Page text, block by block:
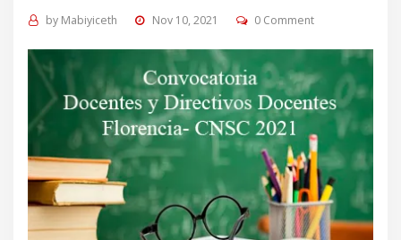
by Mabiyiceth Nov 10, 2021 0 Comment